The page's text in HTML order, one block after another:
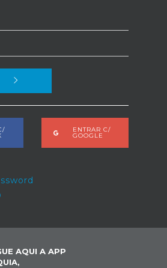
ENTRAR C/
GOOGLE
AQUI A APP